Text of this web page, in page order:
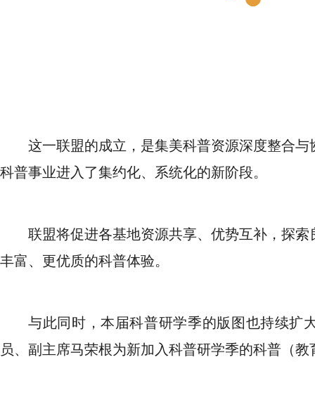
这一联盟的成立，是集美科普资源深度整合
科普事业进入了集约化、系统化的新阶段。
联盟将促进各基地资源共享、优势互补，探
丰富、更优质的科普体验。
与此同时，本届科普研学季的版图也持续扩
员、副主席马荣根为新加入科普研学季的科普（